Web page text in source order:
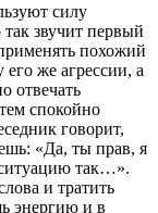
силу
звучит первый
похожий
же агрессии, а
отвечать
спокойно
говорит,
«Да, ты прав, я
так…».
и тратить
энергию и в